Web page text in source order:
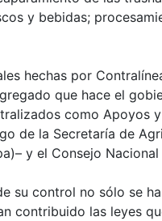
y bebidas;
hechas por
que hace el
como Apoyos
de la Secretaría de
y el Consejo
su control no sólo se
contribuido las leyes